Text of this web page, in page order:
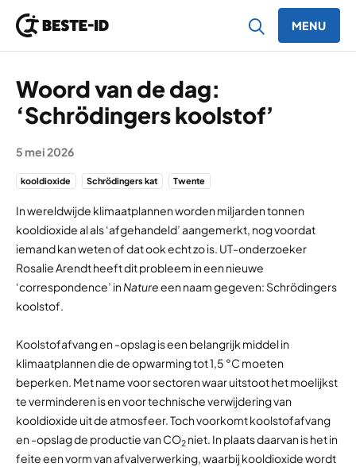
MENU
Woord van de dag:
‘Schrödingers koolstof’
5 mei 2026
kooldioxide Schrödingers kat Twente
In wereldwijde klimaatplannen worden miljarden tonnen
kooldioxide al als ‘afgehandeld’ aangemerkt, nog voordat
iemand kan weten of dat ook echt zo is. UT-onderzoeker
Rosalie Arendt heeft dit probleem in een nieuwe
‘correspondence’ in Natureeen naam gegeven: Schrödingers
koolstof.
Koolstofafvang en -opslag is een belangrijk middel in
klimaatplannen die de opwarming tot 1,5 °C moeten
beperken. Met name voor sectoren waar uitstoot het moelijkst
te verminderen is en voor technische verwijdering van
kooldioxide uit de atmosfeer. Toch voorkomt koolstofafvang
en -opslag de productie van CO2 niet. In plaats daarvan is het in
feite een vorm van afvalverwerking, waarbij kooldioxide wordt